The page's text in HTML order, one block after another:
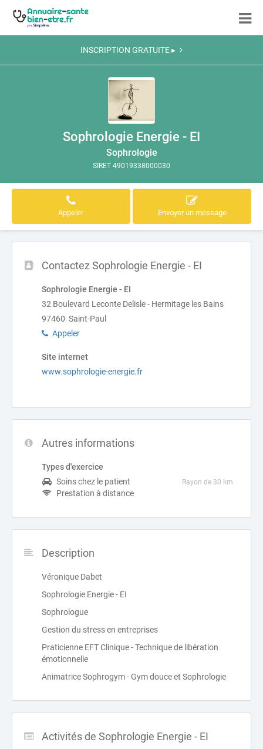
INSCRIPTION GRATUITE ▸
Sophrologie Energie - EI
Sophrologie
SIRET 49019338000030
Appeler Envoyer un message
Contactez Sophrologie Energie - EI
Sophrologie Energie - EI
32 Boulevard Leconte Delisle - Hermitage les Bains
97460 Saint-Paul
Appeler
Site internet
www.sophrologie-energie.fr
Autres informations
Types d'exercice
Soins chez le patient
Rayon de 30 km
Prestation à distance
Description
Véronique Dabet
Sophrologie Energie - EI
Sophrologue
Gestion du stress en entreprises
Praticienne EFT Clinique - Technique de libération
émotionnelle
Animatrice Sophrogym - Gym douce et Sophrologie
Activités de Sophrologie Energie - EI